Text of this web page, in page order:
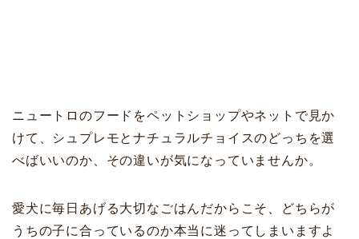
ニュートロのフードをペットショップやネットで見か
けて、シュプレモとナチュラルチョイスのどっちを選
べばいいのか、その違いが気になっていませんか。
愛犬に毎日あげる大切なごはんだからこそ、どちらが
うちの子に合っているのか本当に迷ってしまいますよ